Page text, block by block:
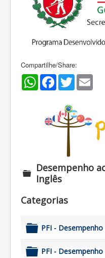
Compartilhe/Share:
WhatsAppFacebookTwitter
l
d
r
Desempenho
Inglês
Categorias
f
o
PFI -
PFI -